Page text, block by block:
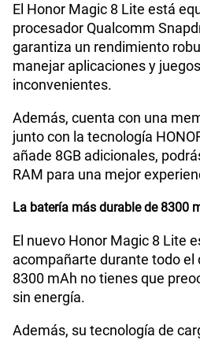
VoWiFi
Compatibilidad con eSIM
El Honor Magic 8 Lite está
procesador Qualcomm
garantiza un rendimiento
manejar aplicaciones y
inconvenientes.
Además, cuenta con una
junto con la tecnología
añade 8GB adicionales,
RAM para una mejor
La batería más durable de 8300
El nuevo Honor Magic 8 Lite
acompañarte durante todo el
8300 mAh no tienes que
sin energía.
Además, su tecnología de